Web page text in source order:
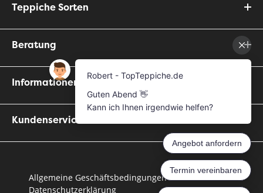
Teppiche Sorten
Beratung
Informationen
Kundenservice
Allgemeine Geschäftsbedingungen
Datenschutzerklärung